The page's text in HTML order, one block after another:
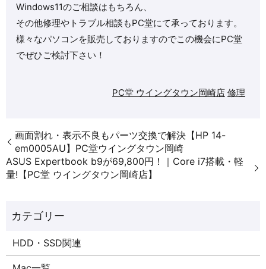
Windows11のご相談はもちろん、
その他修理やトラブル相談もPC堂にて承っております。
様々なパソコンを販売しておりますのでこの機会にPC堂
でぜひご検討下さい！
PC堂 ウイングタウン岡崎店 修理
画面割れ・表示不良もパーツ交換で解決【HP 14-
em0005AU】PC堂ウイングタウン岡崎
ASUS Expertbook b9が69,800円！｜Core i7搭載・軽
量!【PC堂 ウイングタウン岡崎店】
HDD・SSD関連